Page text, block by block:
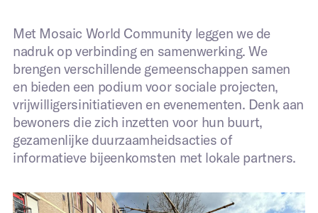
Met Mosaic World Community leggen we de
nadruk op verbinding en samenwerking. We
brengen verschillende gemeenschappen samen
en bieden een podium voor sociale projecten,
vrijwilligersinitiatieven en evenementen. Denk aan
bewoners die zich inzetten voor hun buurt,
gezamenlijke duurzaamheidsacties of
informatieve bijeenkomsten met lokale partners.